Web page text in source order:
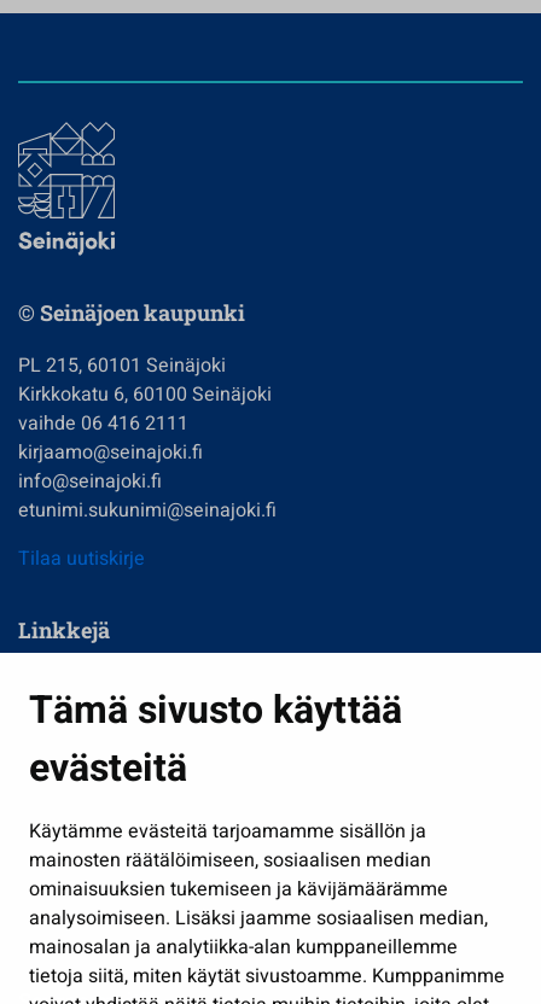
Tämä sivusto käyttää
evästeitä
Käytämme evästeitä tarjoamamme sisällön ja
mainosten räätälöimiseen, sosiaalisen median
ominaisuuksien tukemiseen ja kävijämäärämme
analysoimiseen. Lisäksi jaamme sosiaalisen median,
mainosalan ja analytiikka-alan kumppaneillemme
tietoja siitä, miten käytät sivustoamme. Kumppanimme
© Seinäjoen kaupunki
PL 215, 60101 Seinäjoki
Kirkkokatu 6, 60100 Seinäjoki
vaihde 06 416 2111
kirjaamo@seinajoki.fi
info@seinajoki.fi
etunimi.sukunimi@seinajoki.fi
Tilaa uutiskirje
Linkkejä
Kasvatus ja opetus
Kulttuuri ja liikunta
Työ ja yrittäminen
Osallistu ja asioi
Näytä omat evästeasetukseni